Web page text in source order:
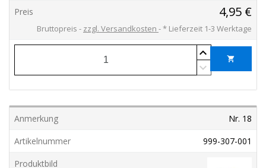
4,95 €
Bruttopreis zzgl. Versandkosten * Lieferzeit 1-3 Werktage
shopping_cart
Nr. 18
999-307-001